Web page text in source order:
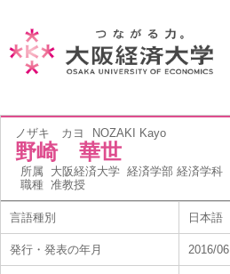
ノザキ カヨ NOZAKI Kayo
野崎 華世
所属 大阪経済大学 経済学部 経済学科
職種 准教授
言語種別 日本語
発行・発表の年月 2016/06